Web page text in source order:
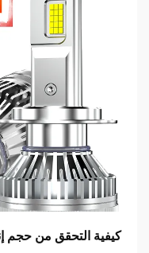
كيفية التحقق من حجم